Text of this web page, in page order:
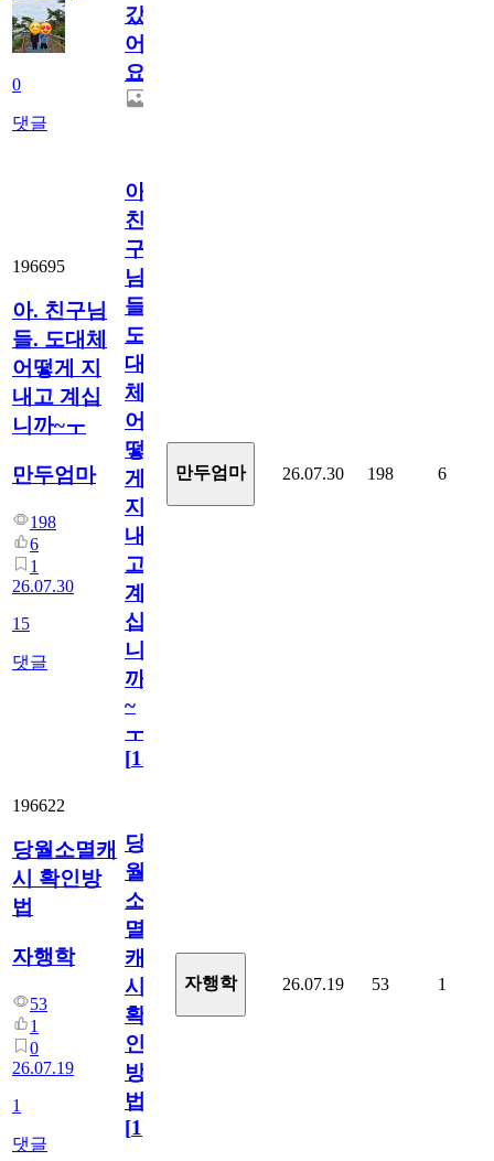
0
댓글
갔
어
요.
196695
아. 친구님
들. 도대체
어떻게 지
내고 계십
니까~ㅜ
만두엄마
198
6
1
26.07.30
15
댓글
아.
친
구
님
들.
도
대
체
어
떻
게
지
내
고
계
십
니
까
~
ㅜ
[15
만두엄마 26.07.30 198 6
196622
당월소멸캐
시 확인방
법
자행학
53
1
0
26.07.19
1
댓글
당
월
소
멸
캐
시
확
인
방
법
[1]
자행학 26.07.19 53 1